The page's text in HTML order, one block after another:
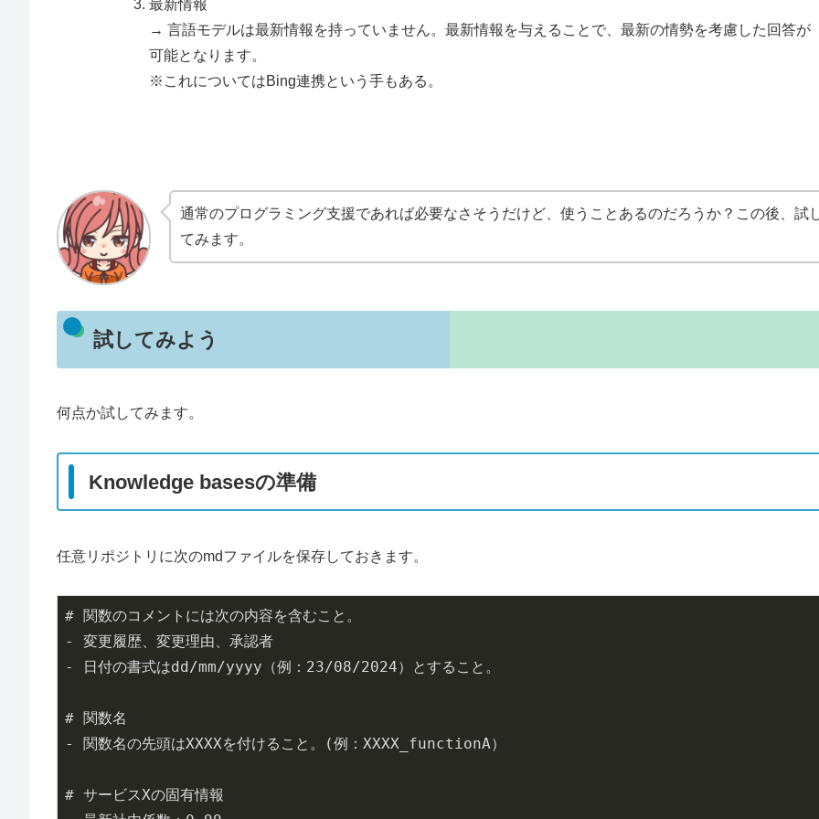
最新情報
→ 言語モデルは最新情報を持っていません。最新情報を与えることで、最新の情勢を考慮した回答が
可能となります。
※これについてはBing連携という手もある。
通常のプログラミング支援であれば必要なさそうだけど、使うことあるのだろうか？この後、試
てみます。
試してみよう
何点か試してみます。
Knowledge basesの準備
任意リポジトリに次のmdファイルを保存しておきます。
# 関数のコメントには次の内容を含むこと。
- 変更履歴、変更理由、承認者
- 日付の書式はdd/mm/yyyy（例：23/08/2024）とすること。
# 関数名
- 関数名の先頭はXXXXを付けること。(例：XXXX_functionA）
# サービスXの固有情報